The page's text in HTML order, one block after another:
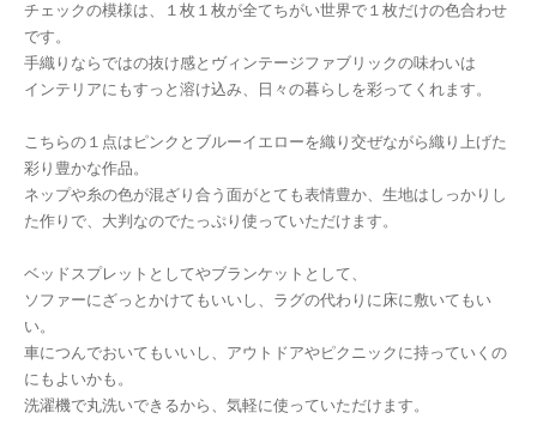
チェックの模様は、１枚１枚が全てちがい世界で１枚だけの色合わせ
です。
手織りならではの抜け感とヴィンテージファブリックの味わいは
インテリアにもすっと溶け込み、日々の暮らしを彩ってくれます。
こちらの１点はピンクとブルーイエローを織り交ぜながら織り上げた
彩り豊かな作品。
ネップや糸の色が混ざり合う面がとても表情豊か、生地はしっかりし
た作りで、大判なのでたっぷり使っていただけます。
ベッドスプレットとしてやブランケットとして、
ソファーにざっとかけてもいいし、ラグの代わりに床に敷いてもい
い。
車につんでおいてもいいし、アウトドアやピクニックに持っていくの
にもよいかも。
洗濯機で丸洗いできるから、気軽に使っていただけます。